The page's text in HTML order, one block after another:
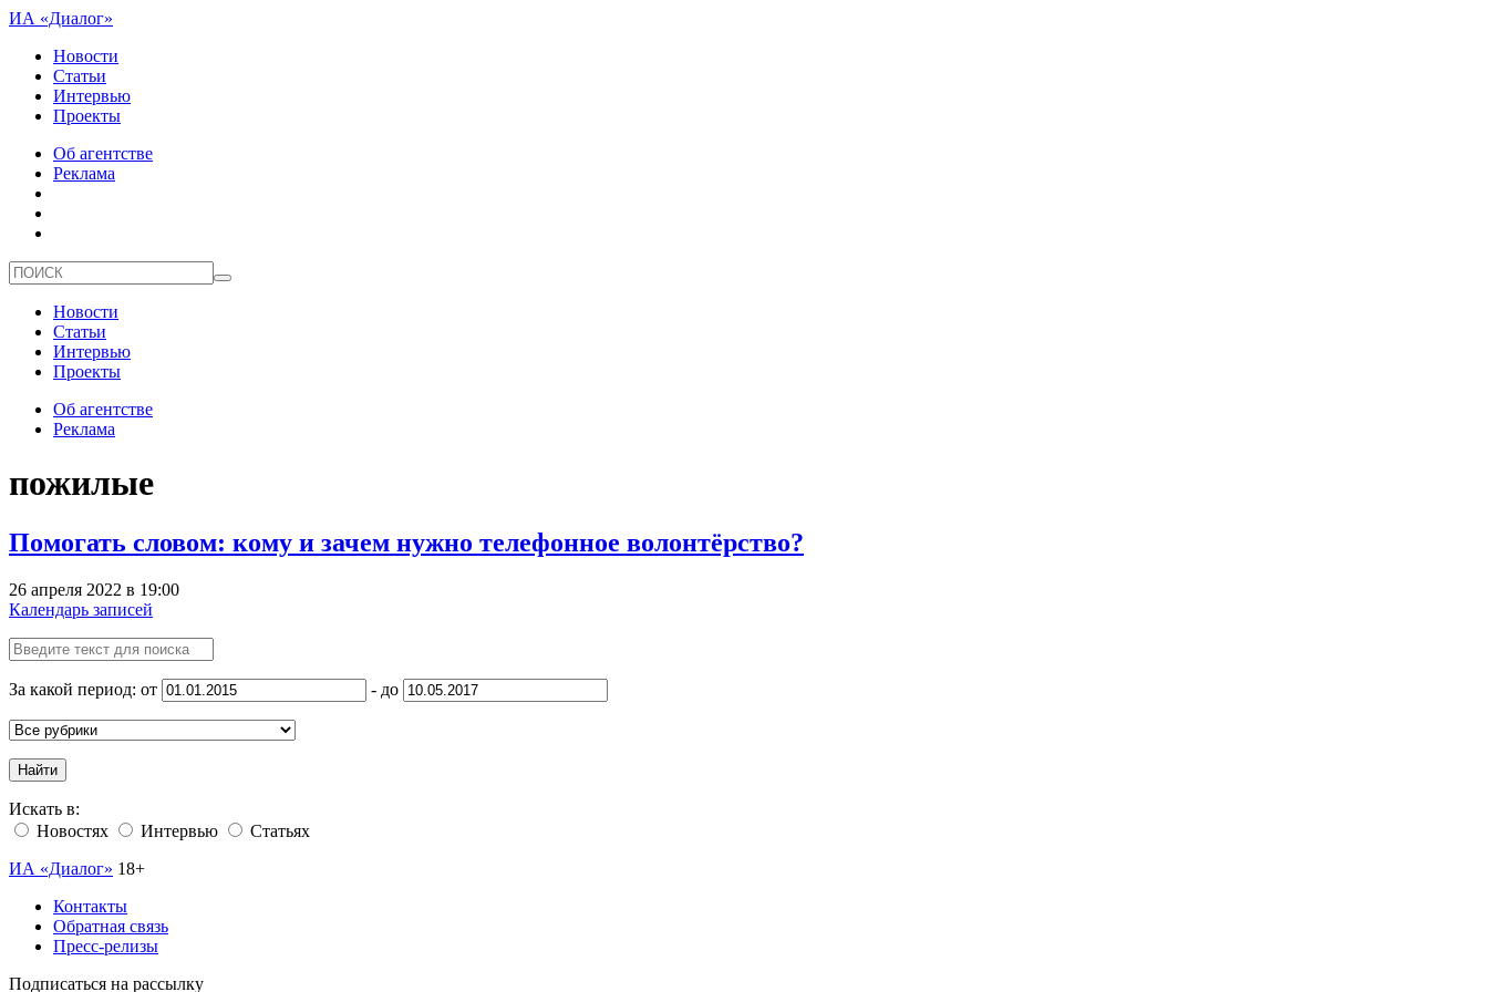
ИА «Диалог»
Новости
Статьи
Интервью
Проекты
Об агентстве
Реклама
Новости
Статьи
Интервью
Проекты
Об агентстве
Реклама
пожилые
Помогать словом: кому и зачем нужно телефонное волонтёрство?
26 апреля 2022 в 19:00
Календарь записей
За какой период: от - до
Найти
Искать в:
Новостях
Интервью
Статьях
ИА «Диалог» 18+
Контакты
Обратная связь
Пресс-релизы
Подписаться на рассылку